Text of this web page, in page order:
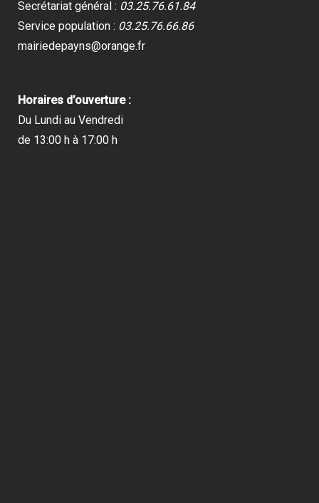
Secrétariat général : 03.25.76.61.84
Service population : 03.25.76.66.86
mairiedepayns@orange.fr
Horaires d’ouverture :
Du Lundi au Vendredi
de 13:00 h à 17:00 h